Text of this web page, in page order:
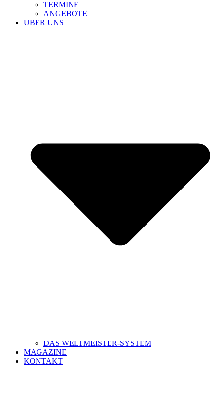
TERMINE
ANGEBOTE
UBER UNS
DAS WELTMEISTER-SYSTEM
MAGAZINE
KONTAKT